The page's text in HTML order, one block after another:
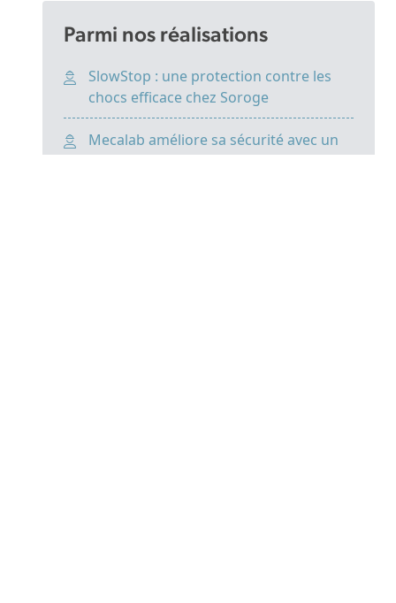
Parmi nos réalisations
SlowStop : une protection contre les
chocs efficace chez Soroge
Mecalab améliore sa sécurité avec un
nouveau marquage au sol